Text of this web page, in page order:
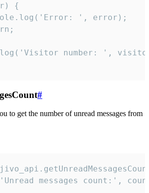
{
', error);
number: ',
#
to get the number of unread messages from
messages count:',